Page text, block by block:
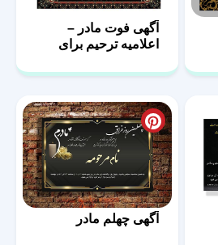
آگهی فوت مادر –
اعلامیه ترحیم برای
آگهی چهلم مادر